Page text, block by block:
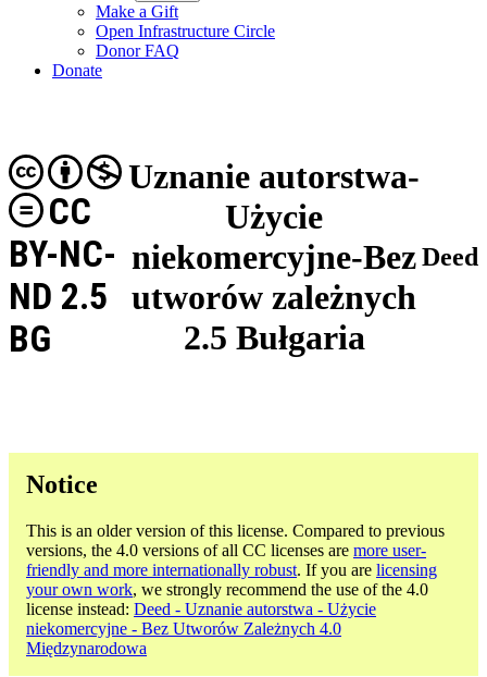
Make a Gift
Open Infrastructure Circle
Donor FAQ
Donate
Uznanie autorstwa-
Użycie
niekomercyjne-Bez
utworów zależnych
2.5 Bułgaria
CC
BY-NC-
ND 2.5
BG
Deed
Notice
This is an older version of this license. Compared to previous
versions, the 4.0 versions of all CC licenses are more user-
friendly and more internationally robust. If you are licensing
your own work, we strongly recommend the use of the 4.0
license instead: Deed - Uznanie autorstwa - Użycie
niekomercyjne - Bez Utworów Zależnych 4.0
Międzynarodowa